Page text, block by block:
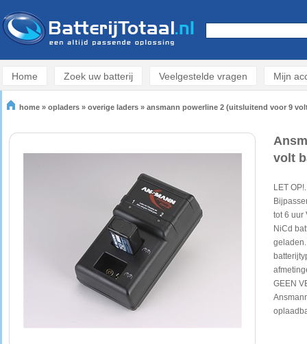
Home Zoek uw batterij Veelgestelde vragen Mijn
home » opladers » overige laders » ansmann powerline 2 (uitsluitend voor 9
volt
LET
tot 6 uur
NiCd
GEEN